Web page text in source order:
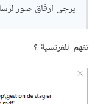
يرجى ارفاق صور
تفهم للفرنسية ؟